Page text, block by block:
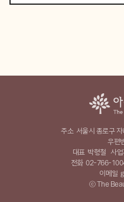
주소 서울시 종로구
우편
대표 박형철 사
전화 02-766-
이메일
ⓒ The